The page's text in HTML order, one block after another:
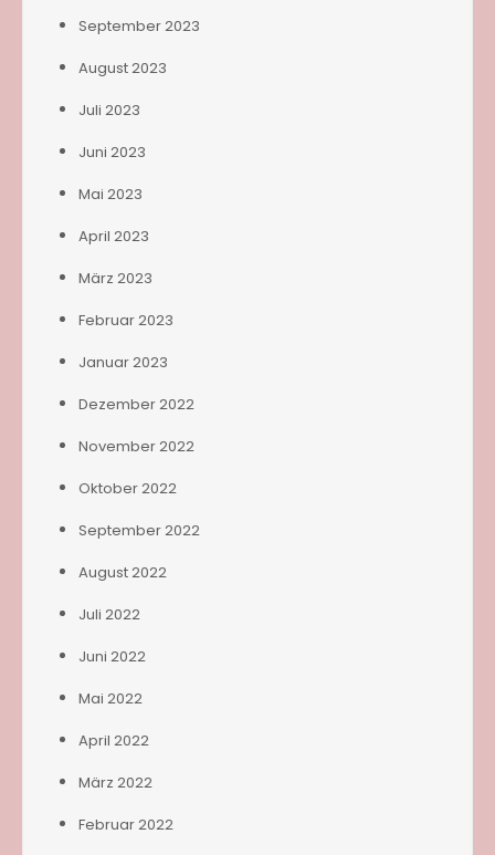
September 2023
August 2023
Juli 2023
Juni 2023
Mai 2023
April 2023
März 2023
Februar 2023
Januar 2023
Dezember 2022
November 2022
Oktober 2022
September 2022
August 2022
Juli 2022
Juni 2022
Mai 2022
April 2022
März 2022
Februar 2022